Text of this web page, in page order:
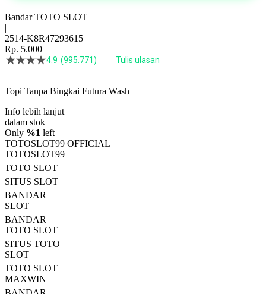
Bandar TOTO SLOT
|
2514-K8R47293615
Rp. 5.000
4.5
bintang,
rating
rata-
rata.
Read
13
Reviews.
Tautan
halaman
yang
sama.
4.9 (995.771) Tulis ulasan
Topi Tanpa Bingkai Futura Wash
Info lebih lanjut
dalam stok
Only %1 left
TOTOSLOT99 OFFICIAL
TOTOSLOT99
TOTO SLOT
SITUS SLOT
BANDAR
SLOT
BANDAR
TOTO SLOT
SITUS TOTO
SLOT
TOTO SLOT
MAXWIN